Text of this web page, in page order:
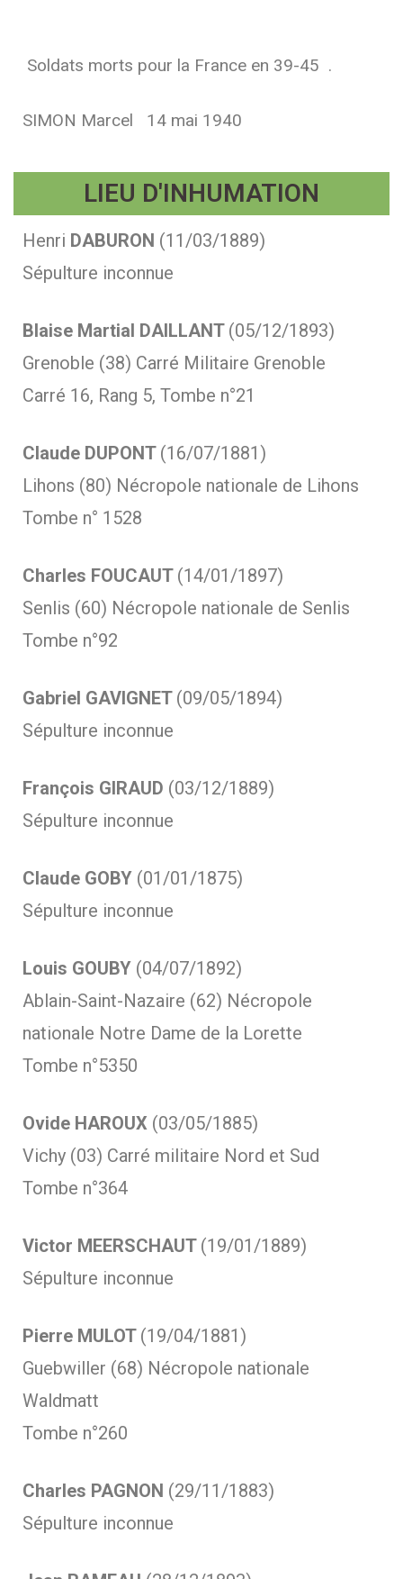
Soldats morts pour la France en 39-45 .
SIMON Marcel 14 mai 1940
LIEU D'INHUMATION
Henri DABURON (11/03/1889)
Sépulture inconnue
Blaise Martial DAILLANT (05/12/1893)
Grenoble (38) Carré Militaire Grenoble
Carré 16, Rang 5, Tombe n°21
Claude DUPONT (16/07/1881)
Lihons (80) Nécropole nationale de Lihons
Tombe n° 1528
Charles FOUCAUT (14/01/1897)
Senlis (60) Nécropole nationale de Senlis
Tombe n°92
Gabriel GAVIGNET (09/05/1894)
Sépulture inconnue
François GIRAUD (03/12/1889)
Sépulture inconnue
Claude GOBY (01/01/1875)
Sépulture inconnue
Louis GOUBY (04/07/1892)
Ablain-Saint-Nazaire (62) Nécropole
nationale Notre Dame de la Lorette
Tombe n°5350
Ovide HAROUX (03/05/1885)
Vichy (03) Carré militaire Nord et Sud
Tombe n°364
Victor MEERSCHAUT (19/01/1889)
Sépulture inconnue
Pierre MULOT (19/04/1881)
Guebwiller (68) Nécropole nationale
Waldmatt
Tombe n°260
Charles PAGNON (29/11/1883)
Sépulture inconnue